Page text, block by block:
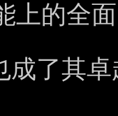
上的全
成了其